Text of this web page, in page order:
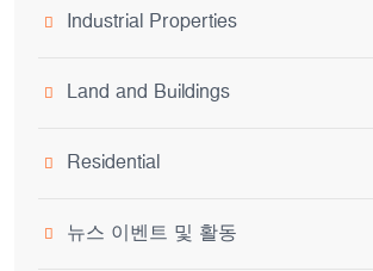
Industrial Properties
Land and Buildings
Residential
뉴스 이벤트 및 활동